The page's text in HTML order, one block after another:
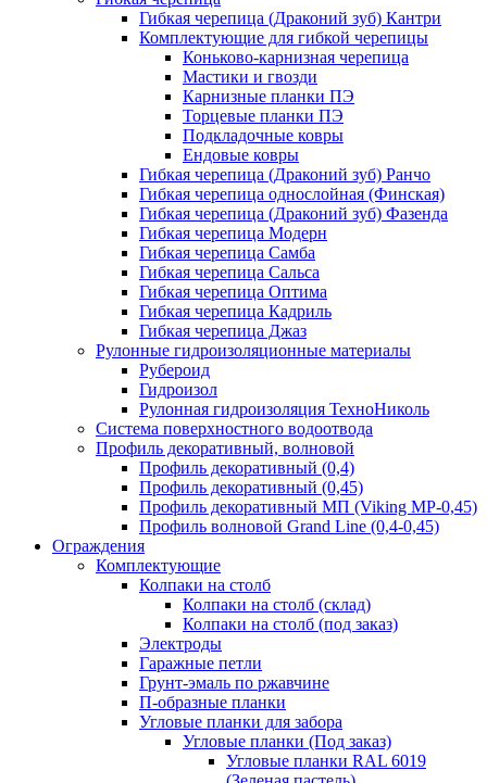
Гибкая черепица (Драконий зуб) Кантри
Комплектующие для гибкой черепицы
Коньково-карнизная черепица
Мастики и гвозди
Карнизные планки ПЭ
Торцевые планки ПЭ
Подкладочные ковры
Ендовые ковры
Гибкая черепица (Драконий зуб) Ранчо
Гибкая черепица однослойная (Финская)
Гибкая черепица (Драконий зуб) Фазенда
Гибкая черепица Модерн
Гибкая черепица Самба
Гибкая черепица Сальса
Гибкая черепица Оптима
Гибкая черепица Кадриль
Гибкая черепица Джаз
Рулонные гидроизоляционные материалы
Рубероид
Гидроизол
Рулонная гидроизоляция ТехноНиколь
Система поверхностного водоотвода
Профиль декоративный, волновой
Профиль декоративный (0,4)
Профиль декоративный (0,45)
Профиль декоративный МП (Viking MP-0,45)
Профиль волновой Grand Line (0,4-0,45)
Ограждения
Комплектующие
Колпаки на столб
Колпаки на столб (склад)
Колпаки на столб (под заказ)
Электроды
Гаражные петли
Грунт-эмаль по ржавчине
П-образные планки
Угловые планки для забора
Угловые планки (Под заказ)
Угловые планки RAL 6019